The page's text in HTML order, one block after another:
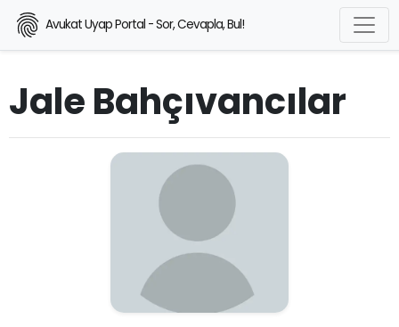
Avukat Uyap Portal - Sor, Cevapla, Bul!
Jale Bahçıvancılar